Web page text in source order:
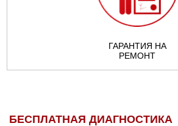
ГАРАНТИЯ НА
РЕМОНТ
БЕСПЛАТНАЯ ДИАГНОСТИКА